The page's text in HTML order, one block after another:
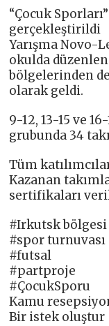
“Çocuk
gerçekleştirildi
Yarışma Novo-
okulda
bölgelerinden
olarak geldi.
9-12, 13-15 ve
grubunda 34
Tüm
Kazanan
sertifikaları
#Irkutsk bölgesi
#spor turnuvası
#futsal
#partproje
#ÇocukSporu
Kamu
Bir istek oluştur